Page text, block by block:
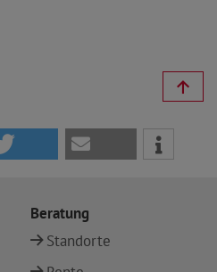
Beratung
Standorte